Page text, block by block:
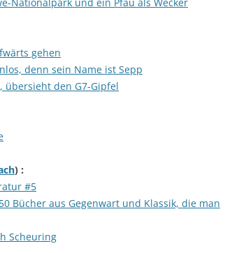
gehen
denn sein Name ist Sepp
übersieht den G7-Gipfel
) :
#5
Bücher aus Gegenwart und Klassik, die man
Scheuring